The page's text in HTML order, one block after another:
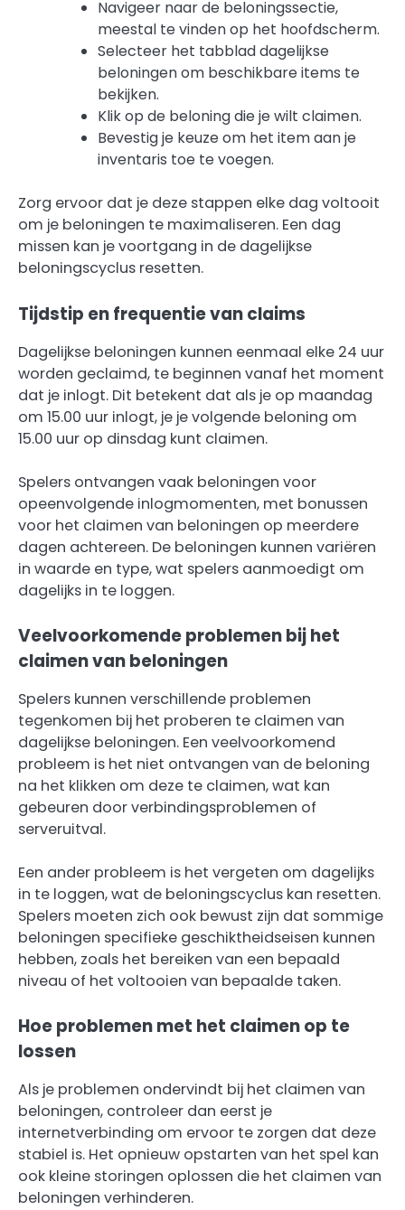
Navigeer naar de beloningssectie,
meestal te vinden op het hoofdscherm.
Selecteer het tabblad dagelijkse
beloningen om beschikbare items te
bekijken.
Klik op de beloning die je wilt claimen.
Bevestig je keuze om het item aan je
inventaris toe te voegen.
Zorg ervoor dat je deze stappen elke dag voltooit
om je beloningen te maximaliseren. Een dag
missen kan je voortgang in de dagelijkse
beloningscyclus resetten.
Tijdstip en frequentie van claims
Dagelijkse beloningen kunnen eenmaal elke 24 uur
worden geclaimd, te beginnen vanaf het moment
dat je inlogt. Dit betekent dat als je op maandag
om 15.00 uur inlogt, je je volgende beloning om
15.00 uur op dinsdag kunt claimen.
Spelers ontvangen vaak beloningen voor
opeenvolgende inlogmomenten, met bonussen
voor het claimen van beloningen op meerdere
dagen achtereen. De beloningen kunnen variëren
in waarde en type, wat spelers aanmoedigt om
dagelijks in te loggen.
Veelvoorkomende problemen bij het
claimen van beloningen
Spelers kunnen verschillende problemen
tegenkomen bij het proberen te claimen van
dagelijkse beloningen. Een veelvoorkomend
probleem is het niet ontvangen van de beloning
na het klikken om deze te claimen, wat kan
gebeuren door verbindingsproblemen of
serveruitval.
Een ander probleem is het vergeten om dagelijks
in te loggen, wat de beloningscyclus kan resetten.
Spelers moeten zich ook bewust zijn dat sommige
beloningen specifieke geschiktheidseisen kunnen
hebben, zoals het bereiken van een bepaald
niveau of het voltooien van bepaalde taken.
Hoe problemen met het claimen op te
lossen
Als je problemen ondervindt bij het claimen van
beloningen, controleer dan eerst je
internetverbinding om ervoor te zorgen dat deze
stabiel is. Het opnieuw opstarten van het spel kan
ook kleine storingen oplossen die het claimen van
beloningen verhinderen.